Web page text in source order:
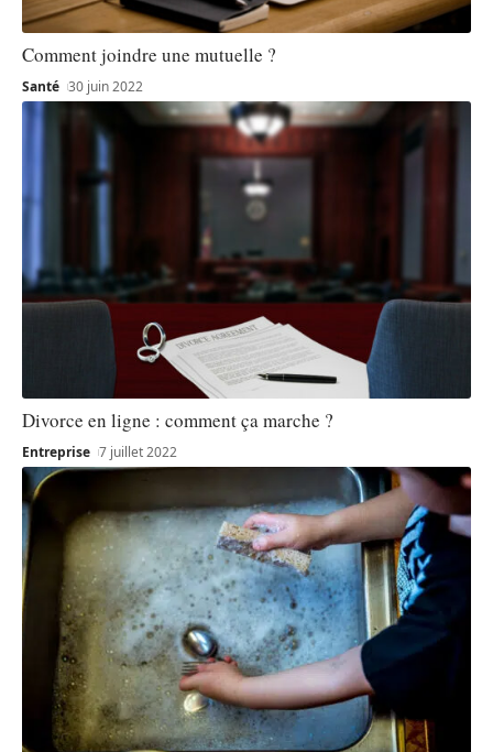
Comment joindre une mutuelle ?
Santé 30 juin 2022
Divorce en ligne : comment ça marche ?
Entreprise 7 juillet 2022